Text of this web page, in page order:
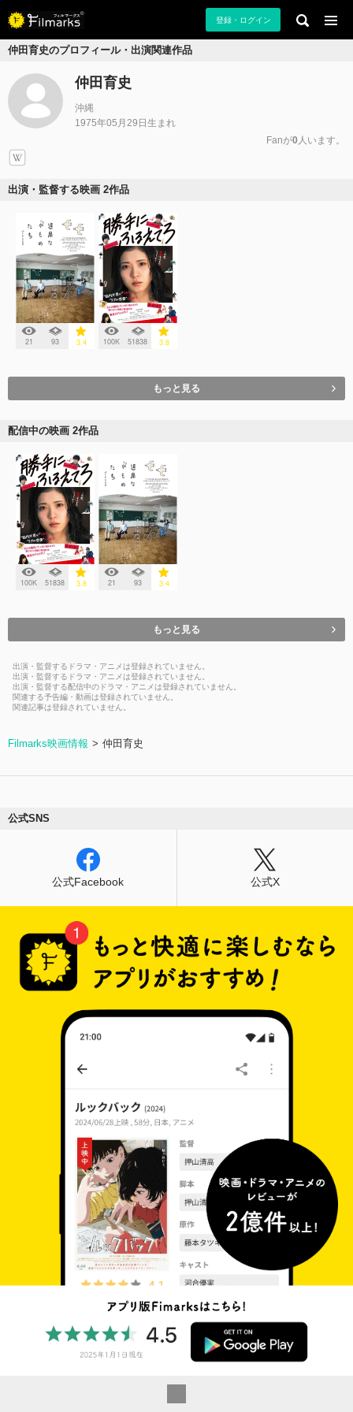
登録・ログイン
仲田育史のプロフィール・出演関連作品
仲田育史
沖縄
1975年05月29日生まれ
Fanが0 人います。
出演・監督する映画 2作品
21 93 3.4 100K 51838 3.8
もっと見る
配信中の映画 2作品
100K 51838 3.8 21 93 3.4
もっと見る
出演・監督するドラマ・アニメは登録されていません。
出演・監督するドラマ・アニメは登録されていません。
出演・監督する配信中のドラマ・アニメは登録されていません。
関連する予告編・動画は登録されていません。
関連記事は登録されていません。
Filmarks映画情報 仲田育史
公式SNS
公式Facebook 公式X